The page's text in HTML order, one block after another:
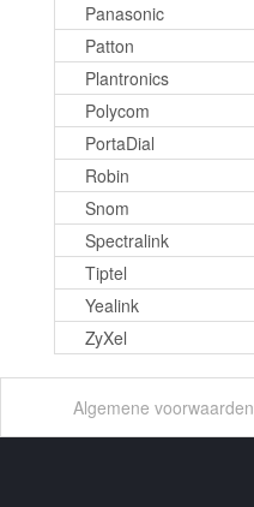
Panasonic
Patton
Plantronics
Polycom
PortaDial
Robin
Snom
Spectralink
Tiptel
Yealink
ZyXel
Algemene voorwaarden